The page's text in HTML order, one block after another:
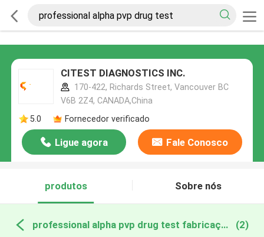
CITEST DIAGNOSTICS INC.
170-422, Richards Street, Vancouver BC
V6B 2Z4, CANADA,China
5.0
Fornecedor verificado
Ligue agora Fale Conosco
produtos Sobre nós
professional alpha pvp drug test fabricação online (2)